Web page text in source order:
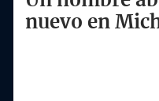
nuevo en